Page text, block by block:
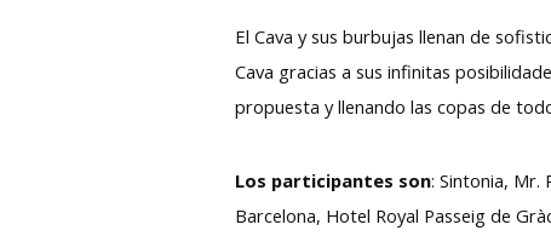
El Cava y sus burbujas llenan de
Cava gracias a sus infinitas
propuesta y llenando las copas de
Los participantes son: Sintonia, Mr.
Barcelona, Hotel Royal Passeig de